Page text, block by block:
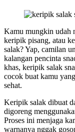
Kamu mungkin udah
keripik pisang, atau
salak? Yap, camilan
kalangan pencinta
khas, keripik salak
cocok buat kamu
sehat.
Keripik salak dibuat
digoreng
Proses ini menjaga
warnanya nggak